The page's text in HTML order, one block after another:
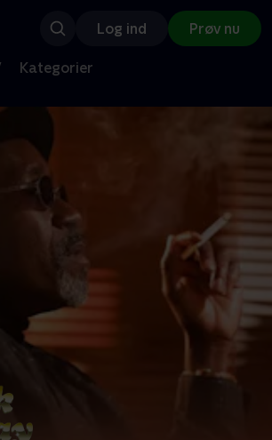
Log ind Prøv nu
Kategorier